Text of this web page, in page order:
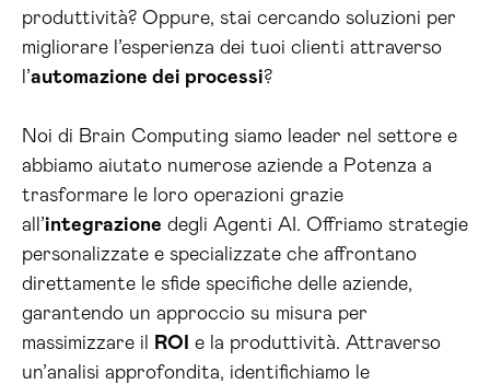
produttività? Oppure, stai cercando soluzioni per
migliorare l’esperienza dei tuoi clienti attraverso
l’automazione dei processi?
Noi di Brain Computing siamo leader nel settore e
abbiamo aiutato numerose aziende a Potenza a
trasformare le loro operazioni grazie
all’integrazione degli Agenti AI. Offriamo strategie
personalizzate e specializzate che affrontano
direttamente le sfide specifiche delle aziende,
garantendo un approccio su misura per
massimizzare il
ROI
e la produttività. Attraverso
un’analisi approfondita, identifichiamo le